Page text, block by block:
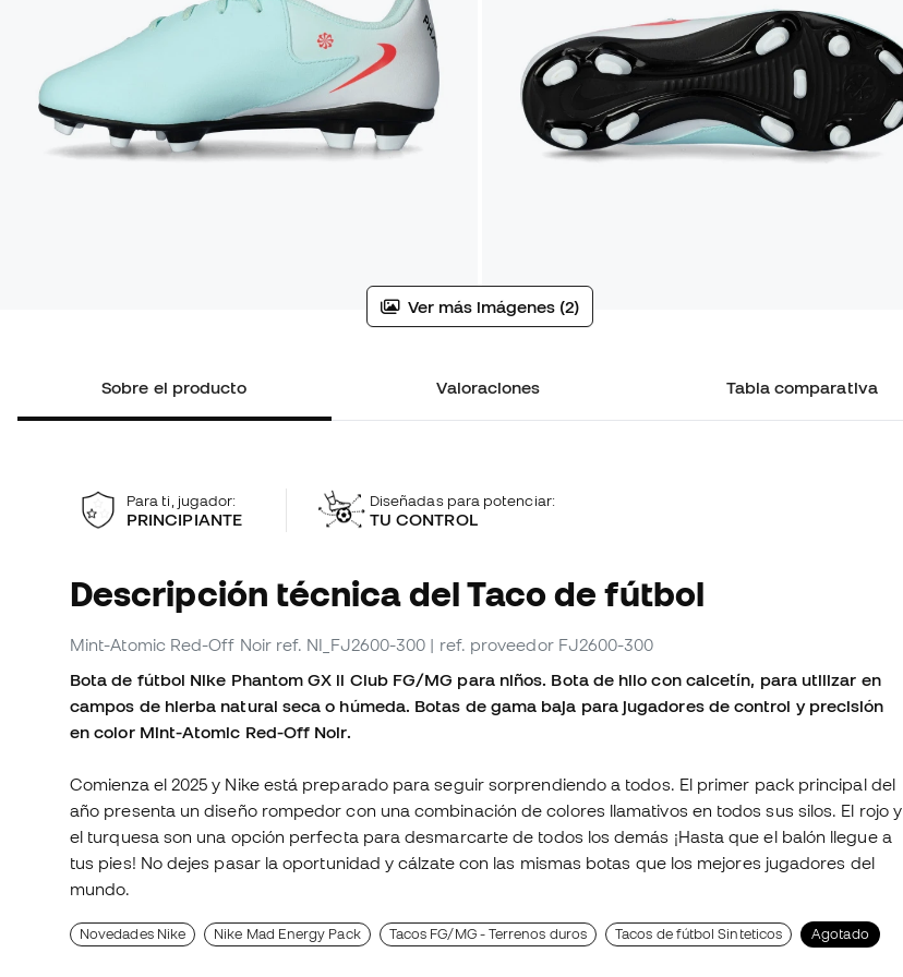
Ver más imágenes (2)
Sobre el producto Valoraciones Tabla comparativa
Para ti, jugador:
PRINCIPIANTE
Diseñadas para potenciar:
TU CONTROL
Descripción técnica del Taco de fútbol
Mint-Atomic Red-Off Noir ref. NI_FJ2600-300 | ref. proveedor FJ2600-300
Bota de fútbol Nike Phantom GX ll Club FG/MG para niños. Bota de hilo con calcetín, para utilizar en
campos de hierba natural seca o húmeda. Botas de gama baja para jugadores de control y precisión
en color Mint-Atomic Red-Off Noir.
Comienza el 2025 y Nike está preparado para seguir sorprendiendo a todos. El primer pack principal del
año presenta un diseño rompedor con una combinación de colores llamativos en todos sus silos. El rojo y
el turquesa son una opción perfecta para desmarcarte de todos los demás ¡Hasta que el balón llegue a
tus pies! No dejes pasar la oportunidad y cálzate con las mismas botas que los mejores jugadores del
mundo.
Novedades Nike Nike Mad Energy Pack Tacos FG/MG - Terrenos duros Tacos de fútbol Sinteticos Agotado